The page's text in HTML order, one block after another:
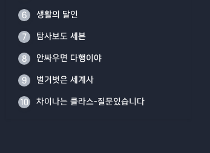
6 생활의 달인
7 탐사보도 세븐
8 안싸우면 다행이야
9 벌거벗은 세계사
10 차이나는 클라스-질문있습니다